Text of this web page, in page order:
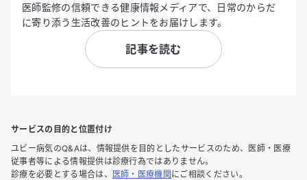
医師監修の信頼できる健康情報メディアで、日常のからだ
に寄り添う生活改善のヒントをお届けします。
記事を読む
サービスの目的と位置付け
ユビー病気のQ&Aは、情報提供を目的としたサービスのため、医師・医療
従事者等による情報提供は診療行為ではありません。
診療を必要とする場合は、
医師・医療機関 にご相談ください。